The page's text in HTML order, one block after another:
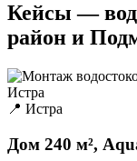
Кейсы —
район и
📍 Истра
Дом 240 м²,